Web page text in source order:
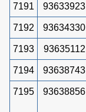
7191 93633923
7192 93634330
7193 93635112
7194 93638743
7195 93638856